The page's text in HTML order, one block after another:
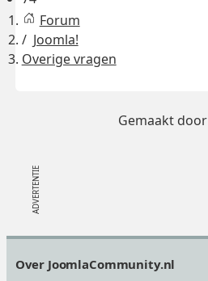
Forum
Joomla!
Overige vragen
Gemaakt door
Over JoomlaCommunity.nl